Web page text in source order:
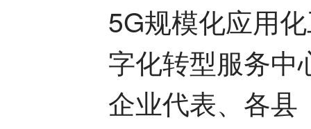
5G规模化应用
字化转型服务中
企业代表、各县